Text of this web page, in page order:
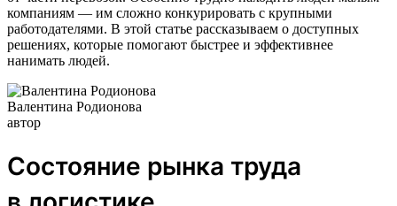
компаниям — им сложно конкурировать с крупными
работодателями. В этой статье рассказываем о доступных
решениях, которые помогают быстрее и эффективнее
нанимать людей.
Валентина Родионова
автор
Состояние рынка труда